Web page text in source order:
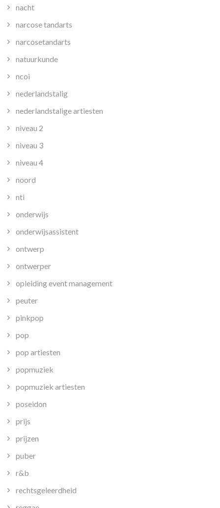
nacht
narcose tandarts
narcosetandarts
natuurkunde
ncoi
nederlandstalig
nederlandstalige artiesten
niveau 2
niveau 3
niveau 4
noord
nti
onderwijs
onderwijsassistent
ontwerp
ontwerper
opleiding event management
peuter
pinkpop
pop
pop artiesten
popmuziek
popmuziek artiesten
poseidon
prijs
prijzen
puber
r&b
rechtsgeleerdheid